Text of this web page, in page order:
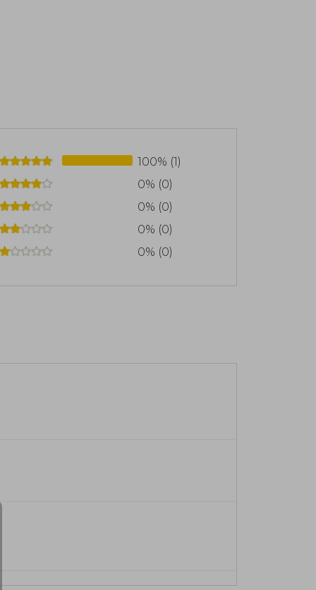
100% (1)
0% (0)
0% (0)
0% (0)
0% (0)